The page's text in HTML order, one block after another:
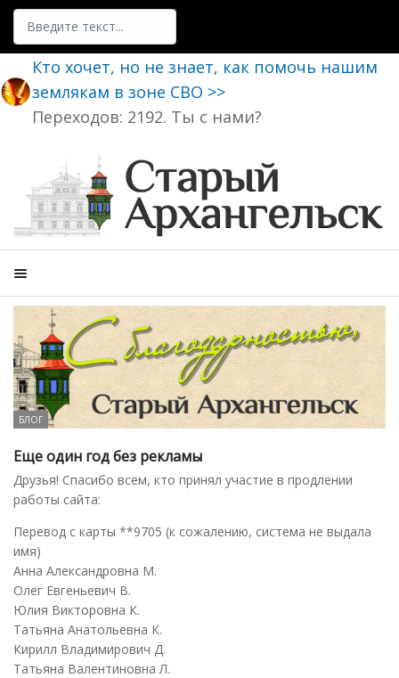
Поиск
Кто хочет, но не знает, как помочь нашим
землякам в зоне СВО >>
Переходов: 2192. Ты с нами?
БЛОГ
Еще один год без рекламы
Друзья! Спасибо всем, кто принял участие в продлении
работы сайта:
Перевод с карты **9705 (к сожалению, система не выдала
имя)
Анна Александровна М.
Олег Евгеньевич В.
Юлия Викторовна К.
Татьяна Анатольевна К.
Кирилл Владимирович Д.
Татьяна Валентиновна Л.